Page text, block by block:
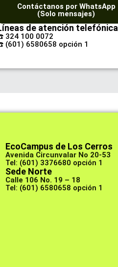
Contáctanos por WhatsApp
(Solo mensajes)
de atención telefónica
324 100 0072
(601) 6580658 opción 1
EcoCampus de Los Cerros
Avenida Circunvalar No 20-53
Tel: (601) 3376680 opción 1
Sede Norte
Calle 106 No. 19 – 18
Tel: (601) 6580658 opción 1